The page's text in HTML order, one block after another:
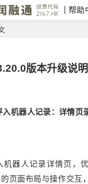
版本升级说明
入机器人记录：详情页
机器人记录详情页，
页面布局与操作交互